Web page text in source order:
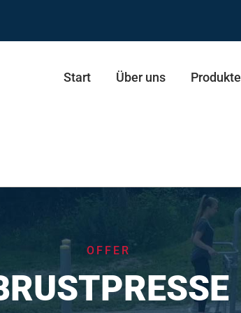
Start Über uns Produkte
Schultertrainer Duo
Stepper
Skifahrer
Skifahrer Duo
OFFER